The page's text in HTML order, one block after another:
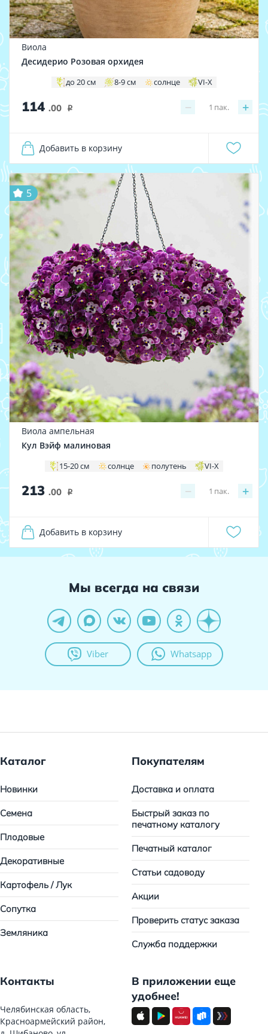
Виола
Десидерио Розовая орхидея
до 20 см 8-9 см солнце VI-X
114 .00 i − +
1 пак.
Добавить в корзину
5
Виола ампельная
Кул Вэйф малиновая
15-20 см солнце полутень VI-X
213 .00 i − +
1 пак.
Добавить в корзину
Мы всегда на связи
Viber Whatsapp
Каталог
Новинки
Семена
Плодовые
Декоративные
Картофель / Лук
Сопутка
Земляника
Покупателям
Доставка и оплата
Быстрый заказ по
печатному каталогу
Печатный каталог
Статьи садоводу
Акции
Проверить статус заказа
Служба поддержки
Контакты
Челябинская область,
Красноармейский район,
В приложении еще
удобнее!